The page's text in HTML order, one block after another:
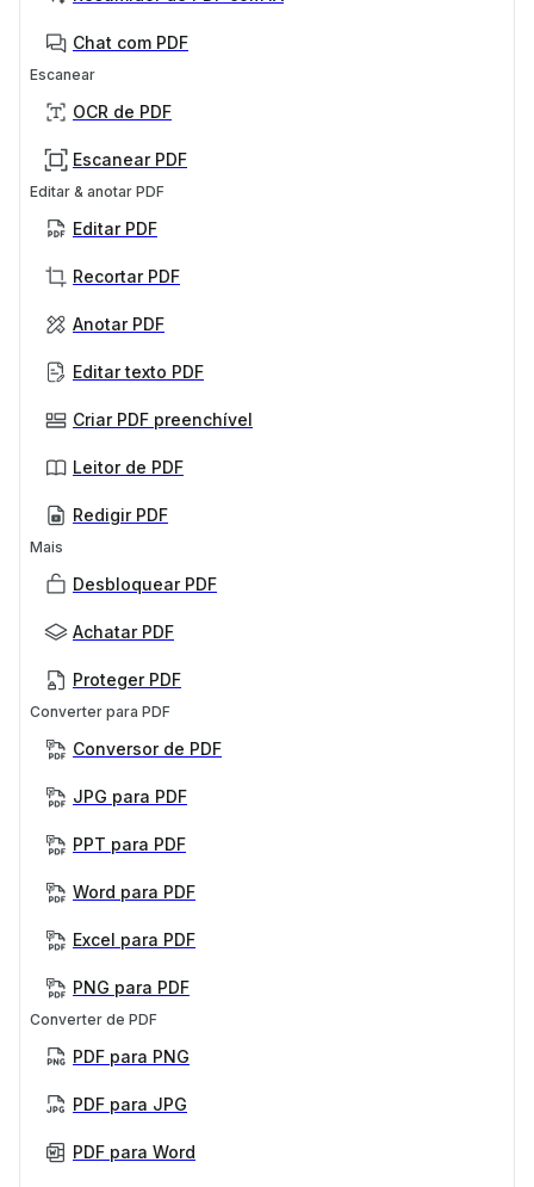
Chat com PDF
Escanear
OCR de PDF
Escanear PDF
Editar & anotar PDF
Editar PDF
Recortar PDF
Anotar PDF
Editar texto PDF
Criar PDF preenchível
Leitor de PDF
Redigir PDF
Mais
Desbloquear PDF
Achatar PDF
Proteger PDF
Converter para PDF
Conversor de PDF
JPG para PDF
PPT para PDF
Word para PDF
Excel para PDF
PNG para PDF
Converter de PDF
PDF para PNG
PDF para JPG
PDF para Word